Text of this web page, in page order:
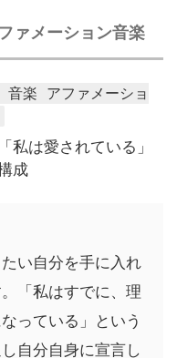
ァメーション音楽
音楽 アファメーショ
私は愛されている」
成
い自分を手に入れ
「私はすでに、理
っている」という
自分自身に宣言し